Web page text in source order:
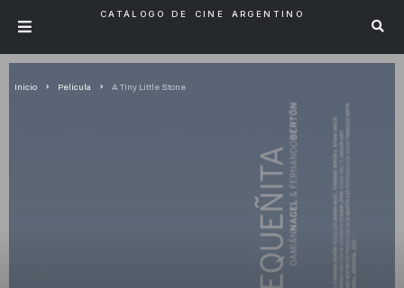
CATÁLOGO DE CINE ARGENTINO
Inicio Pelicula A Tiny Little Stone